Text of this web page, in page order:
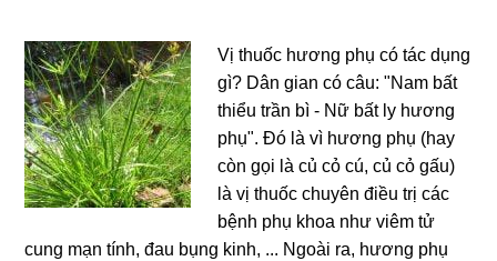
Vị thuốc hương phụ có tác dụng
gì? Dân gian có câu: "Nam bất
thiểu trần bì - Nữ bất ly hương
phụ". Đó là vì hương phụ (hay
còn gọi là củ cỏ cú, củ cỏ gấu)
là vị thuốc chuyên điều trị các
bệnh phụ khoa như viêm tử
cung mạn tính, đau bụng kinh, ... Ngoài ra, hương phụ